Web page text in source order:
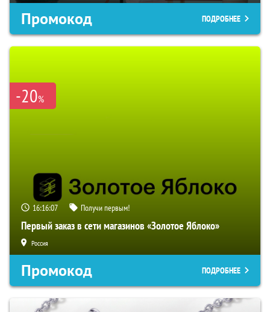
Промокод ПОДРОБНЕЕ
-20%
16:16:06 Получи первым!
Первый заказ в сети магазинов «Золотое Яблоко»
Россия
Промокод ПОДРОБНЕЕ